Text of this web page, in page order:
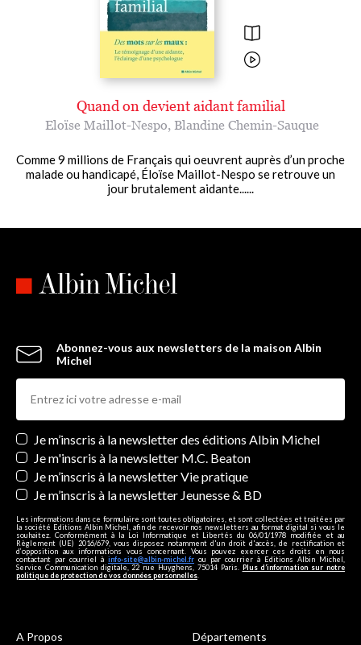
Quand on devient aidant familial
Eloïse Maillot-Nespo, Blandine Chemin-Sauque
Comme 9 millions de Français qui oeuvrent auprès d’un proche
malade ou handicapé, Éloïse Maillot-Nespo se retrouve un
jour brutalement aidante......
Abonnez-vous aux newsletters de la maison Albin
Michel
Newsletters
Je m’inscris à la newsletter des éditions Albin Michel
Je m'inscris à la newsletter M.C. Beaton
Je m’inscris à la newsletter Vie pratique
Je m’inscris à la newsletter Jeunesse & BD
Les informations dans ce formulaire sont toutes obligatoires, et sont collectées et traitées par
la société Editions Albin Michel, afin de recevoir nos newsletters au format digital si vous le
souhaitez. Conformément à la Loi Informatique et Libertés du 06/01/1978 modifiée et au
Règlement (UE) 2016/679, vous disposez notamment d'un droit d'accès, de rectification et
d’opposition aux informations vous concernant. Vous pouvez exercer ces droits en nous
contactant par courriel à info-site@albin-michel.fr ou par courrier à Editions Albin Michel,
Service Communication digitale, 22 rue Huyghens, 75014 Paris. Plus d’information sur notre
politique de protection de vos données personnelles.
A Propos Départements